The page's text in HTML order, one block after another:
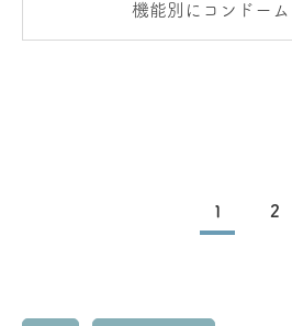
機能別にコンドー
1 2